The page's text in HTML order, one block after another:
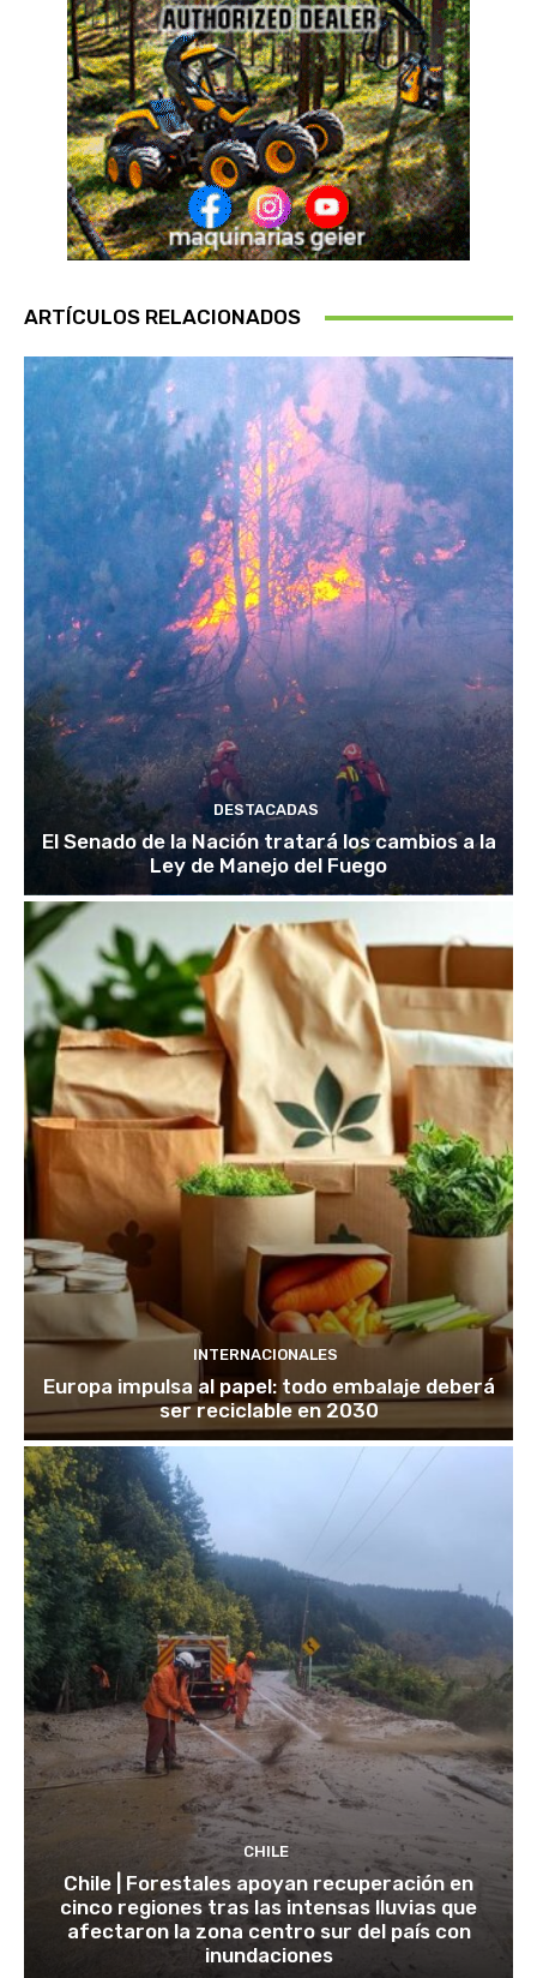
ARTÍCULOS RELACIONADOS
DESTACADAS
El Senado de la Nación tratará los cambios a la
Ley de Manejo del Fuego
INTERNACIONALES
Europa impulsa al papel: todo embalaje deberá
ser reciclable en 2030
CHILE
Chile | Forestales apoyan recuperación en
cinco regiones tras las intensas lluvias que
afectaron la zona centro sur del país con
inundaciones